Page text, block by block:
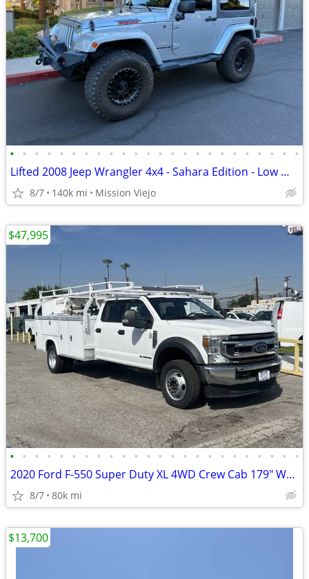
• • • • • • • • • • • • • • • • • • • • • • • •
Lifted 2008 Jeep Wrangler 4x4 - Sahara Edition - Low Miles
8/7 140k mi Mission Viejo
• • • • • • • • • • • • • • • • • • • • • • • •
2020 Ford F-550 Super Duty XL 4WD Crew Cab 179" WB 60" DRW CA Utilit
8/7 80k mi
$47,995
$13,700